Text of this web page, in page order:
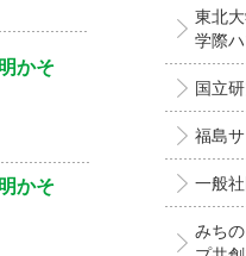
かそ
かそ
東北
学際
国立
福島
一般
みち